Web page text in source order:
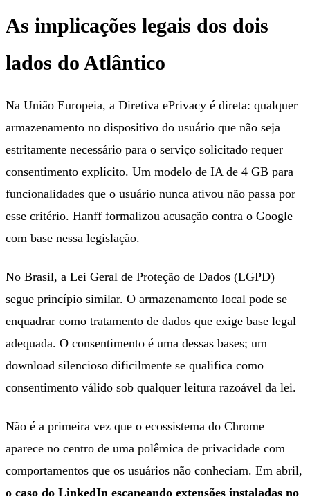
As implicações legais dos dois
lados do Atlântico
Na União Europeia, a Diretiva ePrivacy é direta: qualquer
armazenamento no dispositivo do usuário que não seja
estritamente necessário para o serviço solicitado requer
consentimento explícito. Um modelo de IA de 4 GB para
funcionalidades que o usuário nunca ativou não passa por
esse critério. Hanff formalizou acusação contra o Google
com base nessa legislação.
No Brasil, a Lei Geral de Proteção de Dados (LGPD)
segue princípio similar. O armazenamento local pode se
enquadrar como tratamento de dados que exige base legal
adequada. O consentimento é uma dessas bases; um
download silencioso dificilmente se qualifica como
consentimento válido sob qualquer leitura razoável da lei.
Não é a primeira vez que o ecossistema do Chrome
aparece no centro de uma polêmica de privacidade com
comportamentos que os usuários não conheciam. Em abril,
o caso do LinkedIn escaneando extensões instaladas no